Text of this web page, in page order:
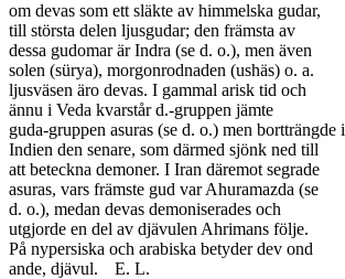
om devas som ett släkte av himmelska gudar,
till största delen ljusgudar; den främsta av
dessa gudomar är Indra (se d. o.), men även
solen (sürya), morgonrodnaden (ushäs) o. a.
ljusväsen äro devas. I gammal arisk tid och
ännu i Veda kvarstår d.-gruppen jämte
guda-gruppen asuras (se d. o.) men bortträngde i
Indien den senare, som därmed sjönk ned till
att beteckna demoner. I Iran däremot segrade
asuras, vars främste gud var Ahuramazda (se
d. o.), medan devas demoniserades och
utgjorde en del av djävulen Ahrimans följe.
På nypersiska och arabiska betyder dev ond
ande, djävul.	E. L.